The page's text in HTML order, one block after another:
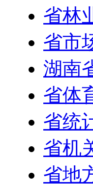
省林
省市
湖南
省体
省统
省机
省地